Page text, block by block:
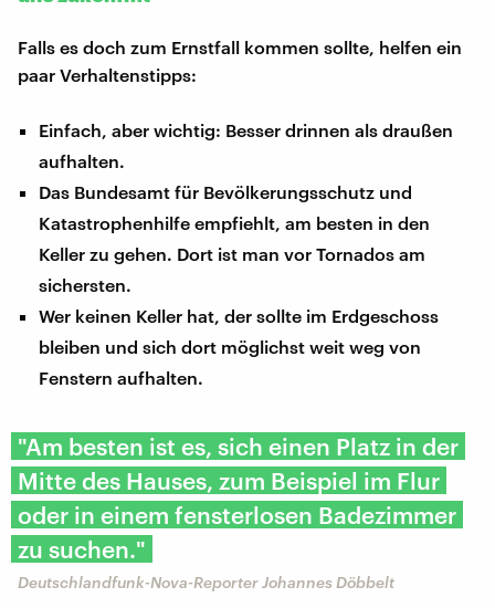
Falls es doch zum Ernstfall kommen sollte, helfen ein
paar Verhaltenstipps:
Einfach, aber wichtig: Besser drinnen als draußen
aufhalten.
Das Bundesamt für Bevölkerungsschutz und
Katastrophenhilfe empfiehlt, am besten in den
Keller zu gehen. Dort ist man vor Tornados am
sichersten.
Wer keinen Keller hat, der sollte im Erdgeschoss
bleiben und sich dort möglichst weit weg von
Fenstern aufhalten.
"Am besten ist es, sich einen Platz in der
Mitte des Hauses, zum Beispiel im Flur
oder in einem fensterlosen Badezimmer
zu suchen."
Deutschlandfunk-Nova-Reporter Johannes Döbbelt